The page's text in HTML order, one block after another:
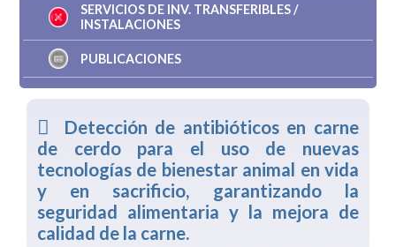
SERVICIOS DE INV. TRANSFERIBLES /
INSTALACIONES
PUBLICACIONES
Detección de antibióticos en carne
de cerdo para el uso de nuevas
tecnologías de bienestar animal en vida
y en sacrificio, garantizando la
seguridad alimentaria y la mejora de
calidad de la carne.